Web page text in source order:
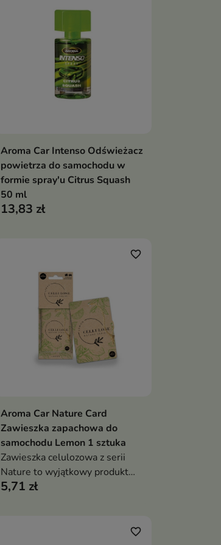
Dodaj do koszyka
Aroma Car Intenso Odświeżacz
powietrza do samochodu w
formie spray'u Citrus Squash
50 ml
13,83 zł
Dodaj do koszyka
favorite_border
Aroma Car Nature Card
Zawieszka zapachowa do
samochodu Lemon 1 sztuka
Zawieszka celulozowa z serii
Nature to wyjątkowy produkt
inspirowany naturą
5,71 zł
favorite_border